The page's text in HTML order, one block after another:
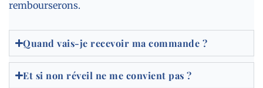
rembourserons.
Quand vais-je recevoir ma commande ?
Et si non réveil ne me convient pas ?